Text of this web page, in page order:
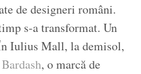
de designeri români.
s-a transformat. Un
Iulius Mall, la demisol,
Bardash, o marcă de